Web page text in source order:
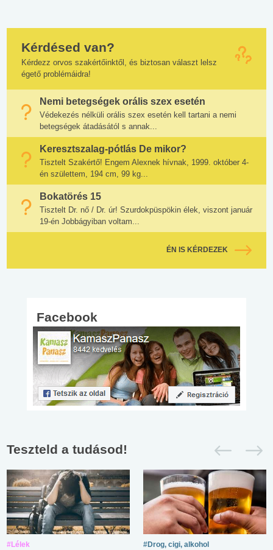
Kérdésed van?
Kérdezz orvos szakértőinktől, és biztosan választ lelsz
égető problémáidra!
Nemi betegségek orális szex esetén
Védekezés nélküli orális szex esetén kell tartani a nemi
betegségek átadásától s annak...
Keresztszalag-pótlás De mikor?
Tisztelt Szakértő! Engem Alexnek hívnak, 1999. október 4-
én születtem, 194 cm, 99 kg...
Bokatörés 15
Tisztelt Dr. nő / Dr. úr! Szurdokpüspökin élek, viszont január
19-én Jobbágyiban voltam...
ÉN IS KÉRDEZEK
Facebook
Teszteld a tudásod!
#Lélek #Drog, cigi, alkohol